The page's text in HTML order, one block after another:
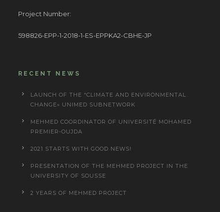
Project Number:
598826-EPP-1-2018-1-ES-EPPKA2-CBHE-JP
RECENT NEWS
LAUNCH OF THE “CLIMATE AND ENVIRONMENTAL
CHANGE» UNIMED SUBNETWORK
MEHMED COORDINATOR OF UNIVERSITÉ MOHAMED
PREMIER-OUJDA
2021 STARTS WITH GOOD NEWS!
PRESENTATION OF THE MEHMED PROJECT IN THE
UNIVERSITY OF SOUSSE
2 YEARS OF MEHMED PROJECT